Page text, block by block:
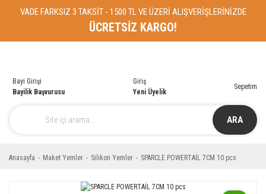
VADE FARKSIZ 3 TAKSİT - 1500 TL VE ÜZERİ ALIŞVERİŞLERİNİZDE
ÜCRETSİZ KARGO!
ARA
Bayi Girişi
Bayilik Başvurusu
Giriş
Yeni Üyelik
Sepetim
Anasayfa Maket Yemler Silikon Yemler SPARCLE POWERTAİL 7CM 10 pcs